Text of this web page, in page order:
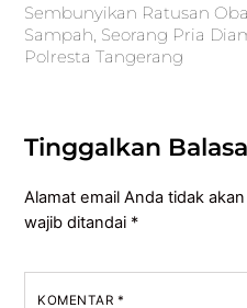
Sembunyikan Ratusan
Sampah, Seorang Pria
Polresta Tangerang
Tinggalkan
Alamat email Anda tidak
wajib ditandai *
KOMENTAR *